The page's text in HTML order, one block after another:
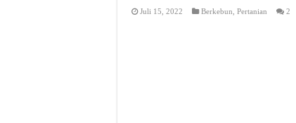
Juli 15, 2022 Berkebun Pertanian 2